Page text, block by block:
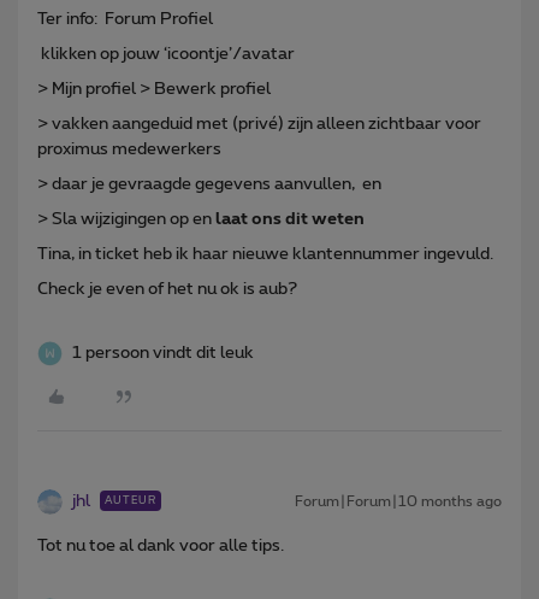
Ter info: Forum Profiel
klikken op jouw ‘icoontje’/avatar
> Mijn profiel > Bewerk profiel
> vakken aangeduid met (privé) zijn alleen zichtbaar voor
proximus medewerkers
> daar je gevraagde gegevens aanvullen, en
> Sla wijzigingen op en laat ons dit weten
Tina, in ticket heb ik haar nieuwe klantennummer ingevuld.
Check je even of het nu ok is aub?
1 persoon vindt dit leuk
jhl AUTEUR Forum|Forum|10 months ago
Tot nu toe al dank voor alle tips.